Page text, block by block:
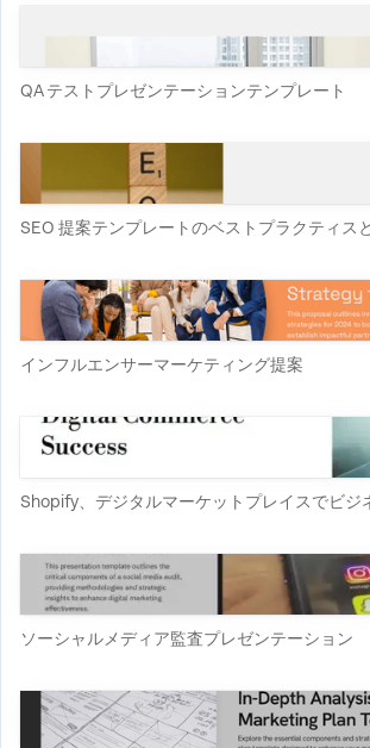
QA テストプレゼンテーションテンプレート
SEO 提案テンプレートのベストプラクティス
インフルエンサーマーケティング提案
Shopify、デジタルマーケットプレイスでビジ
ソーシャルメディア監査プレゼンテーション